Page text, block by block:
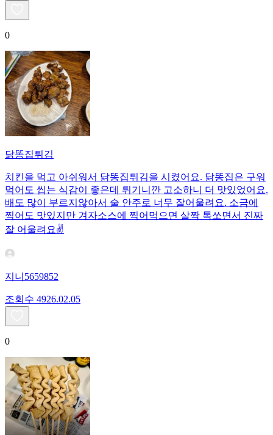
0
닭똥집튀김
치킨을 먹고 아쉬워서 닭똥집튀김을 시켰어요. 닭똥집은 구워
먹어도 씹는 식감이 좋은데 튀기니깐 고소하니 더 맛있었어요.
배도 많이 부르지않아서 술 안주로 너무 잘어울려요. 소금에
찍어도 맛있지만 겨자소스에 찍어먹으면 살짝 톡쏘면서 진짜
잘 어울려요✌️
지니5659852
조회수 4926.02.05
0